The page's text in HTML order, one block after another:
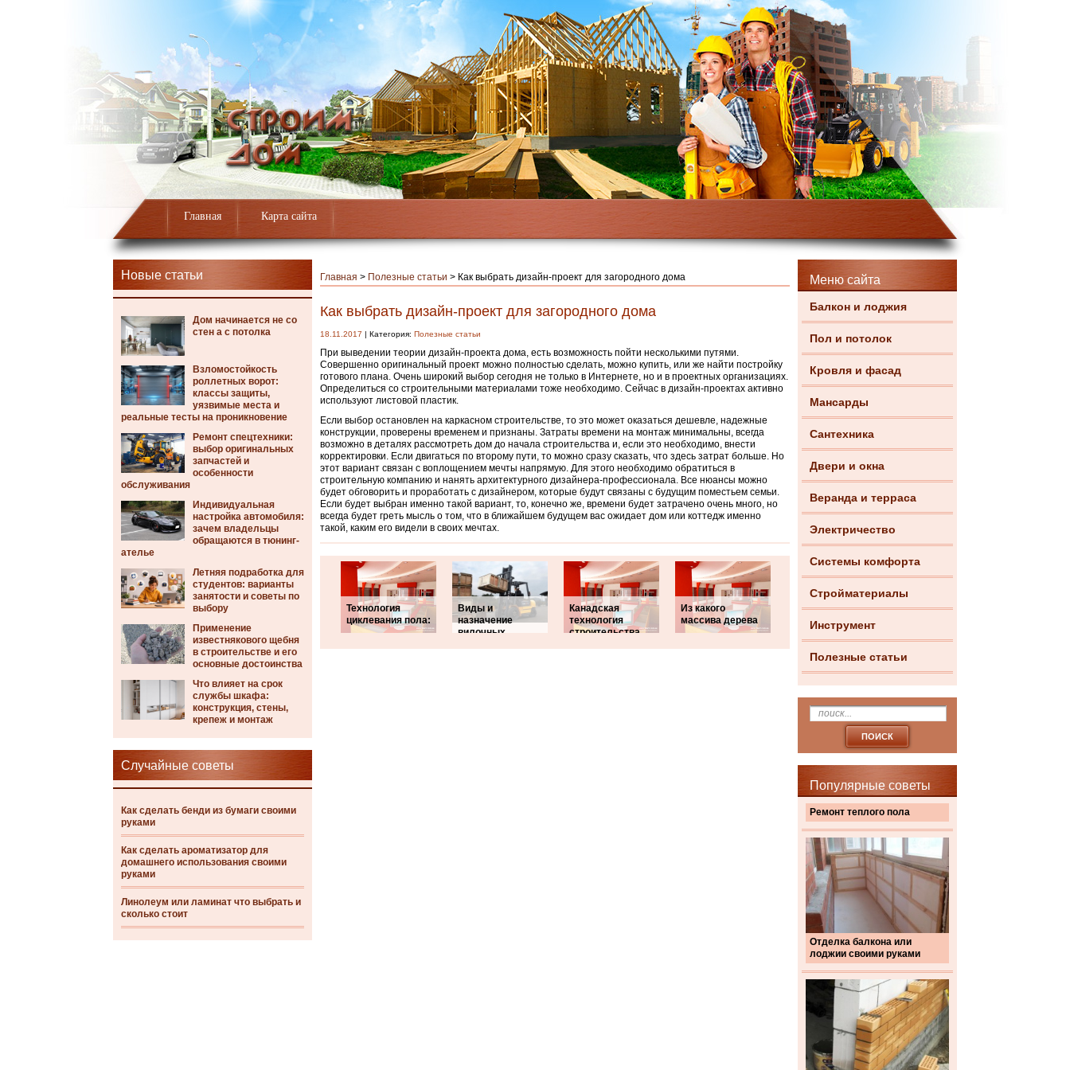
Главная Карта сайта
Новые статьи
Дом начинается не со
стен а с потолка
Взломостойкость
роллетных ворот:
классы защиты,
уязвимые места и
реальные тесты на проникновение
Ремонт спецтехники:
выбор оригинальных
запчастей и
особенности
обслуживания
Индивидуальная
настройка автомобиля:
зачем владельцы
обращаются в тюнинг-
ателье
Летняя подработка для
студентов: варианты
занятости и советы по
выбору
Применение
известнякового щебня
в строительстве и его
основные достоинства
Что влияет на срок
службы шкафа:
конструкция, стены,
крепеж и монтаж
Случайные советы
Как сделать бенди из бумаги своими
руками
Как сделать ароматизатор для
домашнего использования своими
руками
Линолеум или ламинат что выбрать и
сколько стоит
Меню сайта
Балкон и лоджия
Пол и потолок
Кровля и фасад
Мансарды
Сантехника
Двери и окна
Веранда и терраса
Электричество
Системы комфорта
Стройматериалы
Инструмент
Полезные статьи
Популярные советы
Ремонт теплого пола
Отделка балкона или
лоджии своими руками
Главная > Полезные статьи > Как выбрать дизайн-проект для загородного дома
Как выбрать дизайн-проект для загородного дома
18.11.2017 | Категория: Полезные статьи
При выведении теории дизайн-проекта дома, есть возможность пойти несколькими путями.
Совершенно оригинальный проект можно полностью сделать, можно купить, или же найти постройку
готового плана. Очень широкий выбор сегодня не только в Интернете, но и в проектных организациях.
Определиться со строительными материалами тоже необходимо. Сейчас в дизайн-проектах активно
используют листовой пластик.
Если выбор остановлен на каркасном строительстве, то это может оказаться дешевле, надежные
конструкции, проверены временем и признаны. Затраты времени на монтаж минимальны, всегда
возможно в деталях рассмотреть дом до начала строительства и, если это необходимо, внести
корректировки. Если двигаться по второму пути, то можно сразу сказать, что здесь затрат больше. Но
этот вариант связан с воплощением мечты напрямую. Для этого необходимо обратиться в
строительную компанию и нанять архитектурного дизайнера-профессионала. Все нюансы можно
будет обговорить и проработать с дизайнером, которые будут связаны с будущим поместьем семьи.
Если будет выбран именно такой вариант, то, конечно же, времени будет затрачено очень много, но
всегда будет греть мысль о том, что в ближайшем будущем вас ожидает дом или коттедж именно
такой, каким его видели в своих мечтах.
Технология
циклевания пола:
Виды и
назначение
вилочных
Канадская
технология
строительства
Из какого
массива дерева